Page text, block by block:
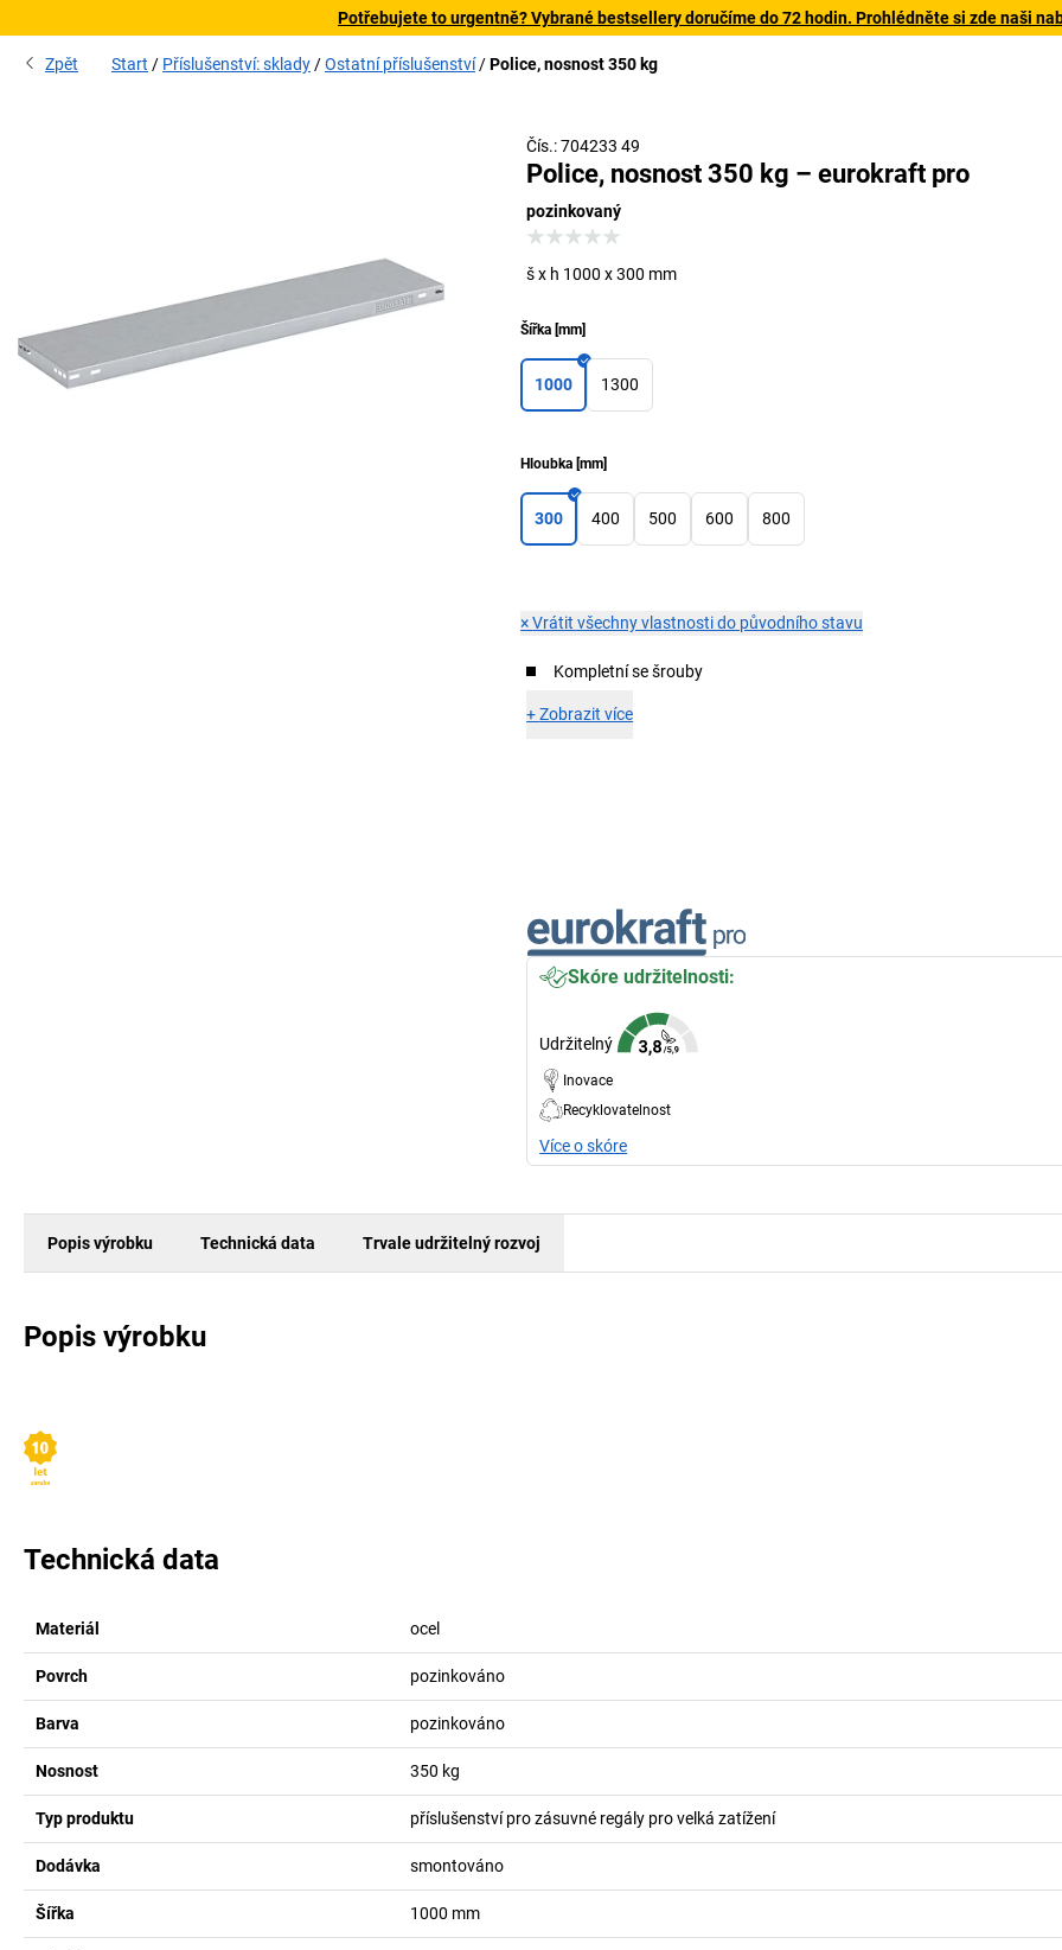
Potřebujete to urgentně? Vybrané bestsellery doručíme do 72 hodin. Prohlédněte si zde naši
Zpět Start Příslušenství: sklady Ostatní příslušenství Police, nosnost 350 kg
Čís.: 704233 49
Police, nosnost 350 kg – eurokraft pro
pozinkovaný
š x h 1000 x 300 mm
Šířka [mm]
1000 1300
Hloubka [mm]
300 400 500 600 800
×Vrátit všechny vlastnosti do původního stavu
Kompletní se šrouby
+Zobrazit více
Skóre udržitelnosti:
Udržitelný
Inovace
Recyklovatelnost
Více o skóre
Popis výrobku Technická data Trvale udržitelný rozvoj
Popis výrobku
Technická data
Materiál ocel
Povrch pozinkováno
Barva pozinkováno
Nosnost 350 kg
Typ produktu příslušenství pro zásuvné regály pro velká zatížení
Dodávka smontováno
Šířka 1000 mm